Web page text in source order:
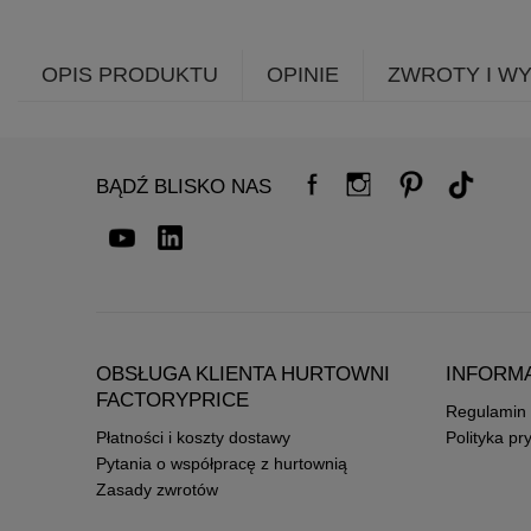
OPIS PRODUKTU OPINIE ZWROTY I
BĄDŹ BLISKO NAS
OBSŁUGA KLIENTA HURTOWNI
FACTORYPRICE
Płatności i koszty dostawy
Pytania o współpracę z hurtownią
Zasady zwrotów
Regulamin
Polityka